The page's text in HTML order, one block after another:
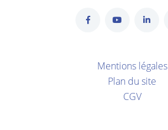
Mentions légales
Plan du site
CGV